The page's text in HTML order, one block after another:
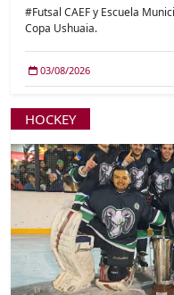
#Futsal CAEF y Escuela
Copa Ushuaia.
03/08/2026
HOCKEY